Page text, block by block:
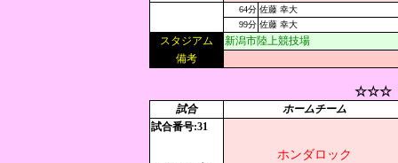
64分 佐藤 幸大
99分 佐藤 幸大
スタジアム
新潟市陸上競技場
備考
☆☆☆
試合
ホームチーム
試合番号:31
ホンダロック